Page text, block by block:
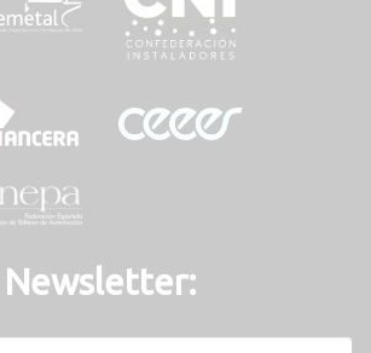
Newsletter: